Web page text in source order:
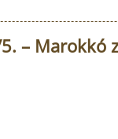
– Marokkó